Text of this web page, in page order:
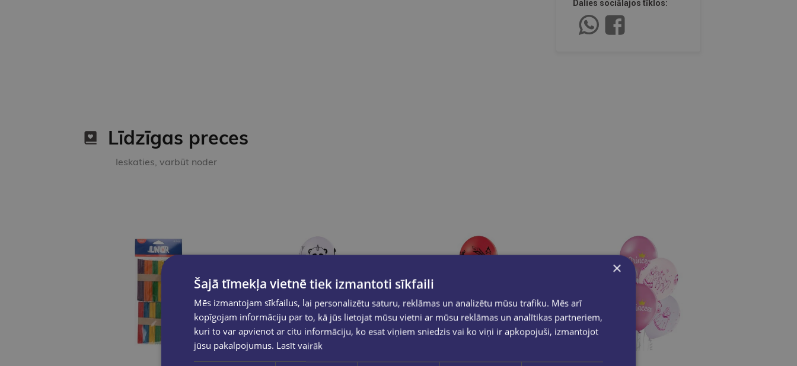
Dalies sociālajos tīklos:
Līdzīgas preces
Ieskaties, varbūt noder
×
Šajā tīmekļa vietnē tiek izmantoti sīkfaili
Mēs izmantojam sīkfailus, lai personalizētu saturu, reklāmas un analizētu mūsu trafiku. Mēs arī
kopīgojam informāciju par to, kā jūs lietojat mūsu vietni ar mūsu reklāmas un analītikas partneriem,
kuri to var apvienot ar citu informāciju, ko esat viņiem sniedzis vai ko viņi ir apkopojuši, izmantojot
jūsu pakalpojumus. Lasīt vairāk